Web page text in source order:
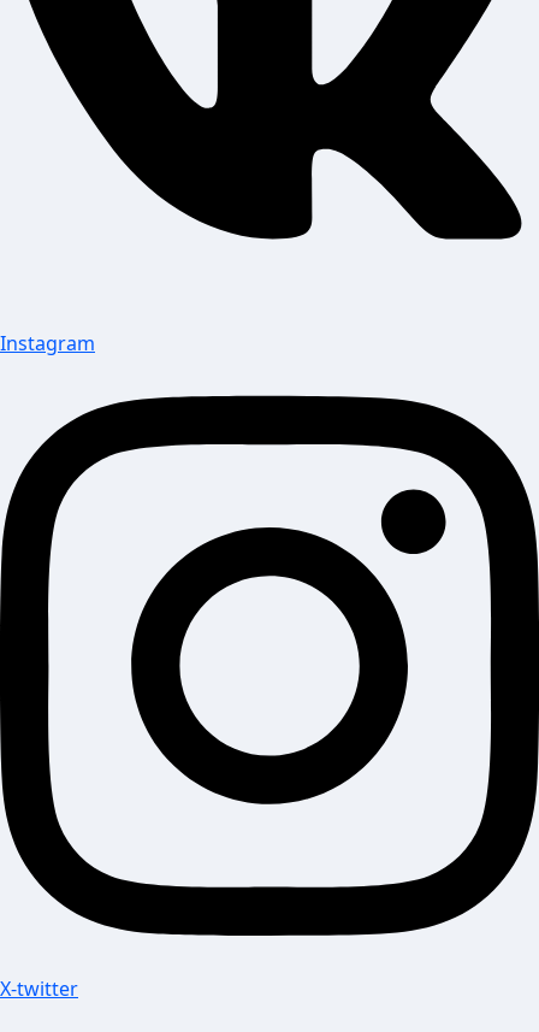
Instagram
X-twitter